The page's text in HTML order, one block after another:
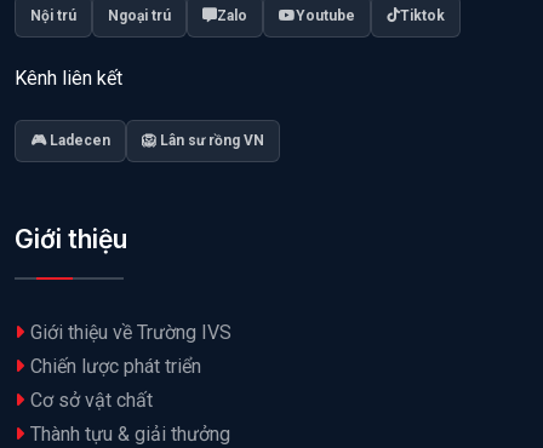
Nội trú Ngoại trú Zalo Youtube Tiktok
Kênh liên kết
🎮 Ladecen 🦁 Lân sư rồng VN
Giới thiệu
Giới thiệu về Trường IVS
Chiến lược phát triển
Cơ sở vật chất
Thành tựu & giải thưởng